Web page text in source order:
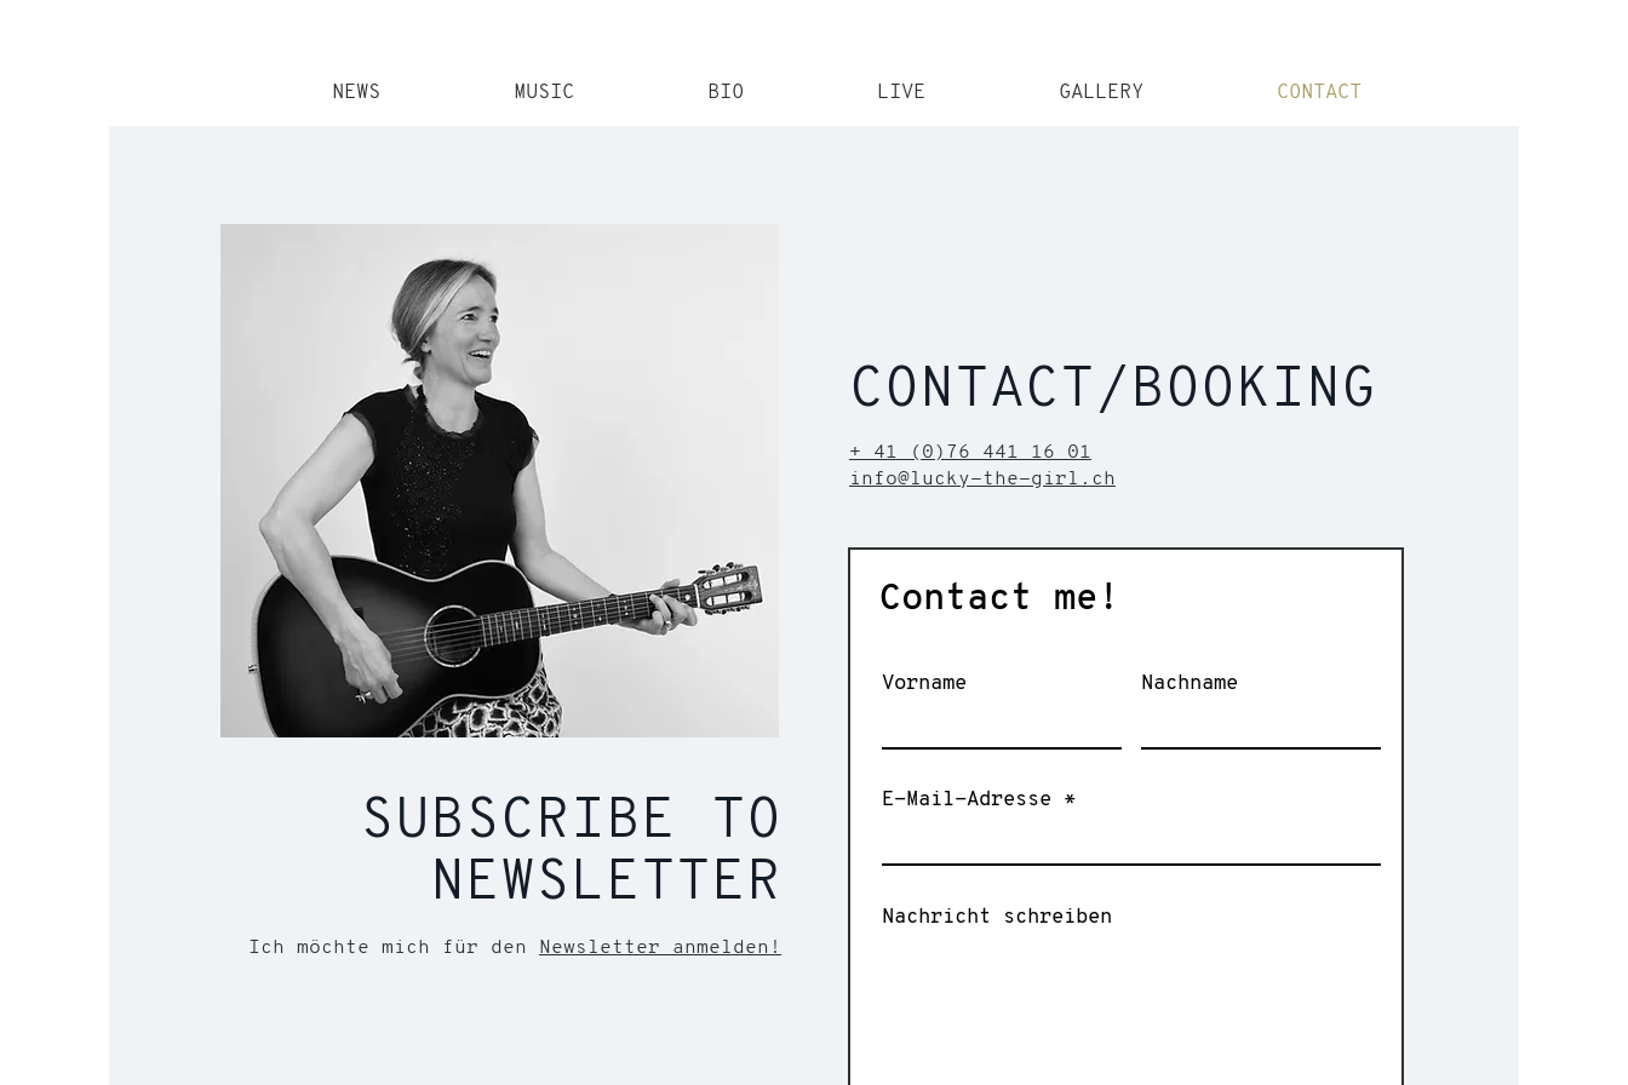
NEWS MUSIC BIO LIVE GALLERY CONTACT
SUBSCRIBE TO
NEWSLETTER
Ich möchte mich für den Newsletter anmelden!
CONTACT/BOOKING
+ 41 (0)76 441 16 01
info@lucky-the-girl.ch
Contact me!
Vorname Nachname
E-Mail-Adresse
Nachricht schreiben